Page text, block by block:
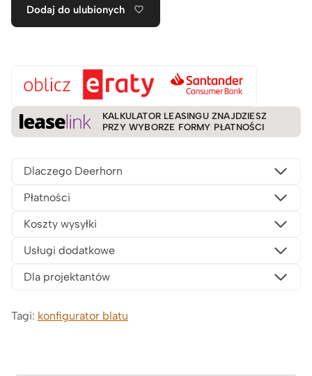
Dodaj do ulubionych
KALKULATOR LEASINGU ZNAJDZIESZ
PRZY WYBORZE FORMY PŁATNOŚCI
Dlaczego Deerhorn
Płatności
Koszty wysyłki
Usługi dodatkowe
Dla projektantów
Tagi: konfigurator blatu